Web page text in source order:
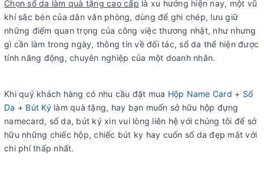
Chọn sổ da làm quà tặng cao cấp là xu hướng hiện nay, một vũ
khí sắc bén của dân văn phòng, dùng để ghi chép, lưu giữ
những điểm quan trọng của công việc thương nhật, như nhưng
gì cần làm trong ngày, thông tin về đối tác, sổ da thể hiện được
tính năng động, chuyên nghiệp của một doanh nhân.
Khi quý khách hàng có nhu cầu đặt mua Hộp Name Card + Sổ
Da + Bút Kýlàm quà tặng, hay bạn muốn sở hữu hộp đựng
namecard, sổ da, bút ký xin vui lòng liên hệ với chúng tôi để sở
hữu những chiếc hộp, chiếc bút ky hay cuốn sổ da đẹp mắt với
chi phí thấp nhất.